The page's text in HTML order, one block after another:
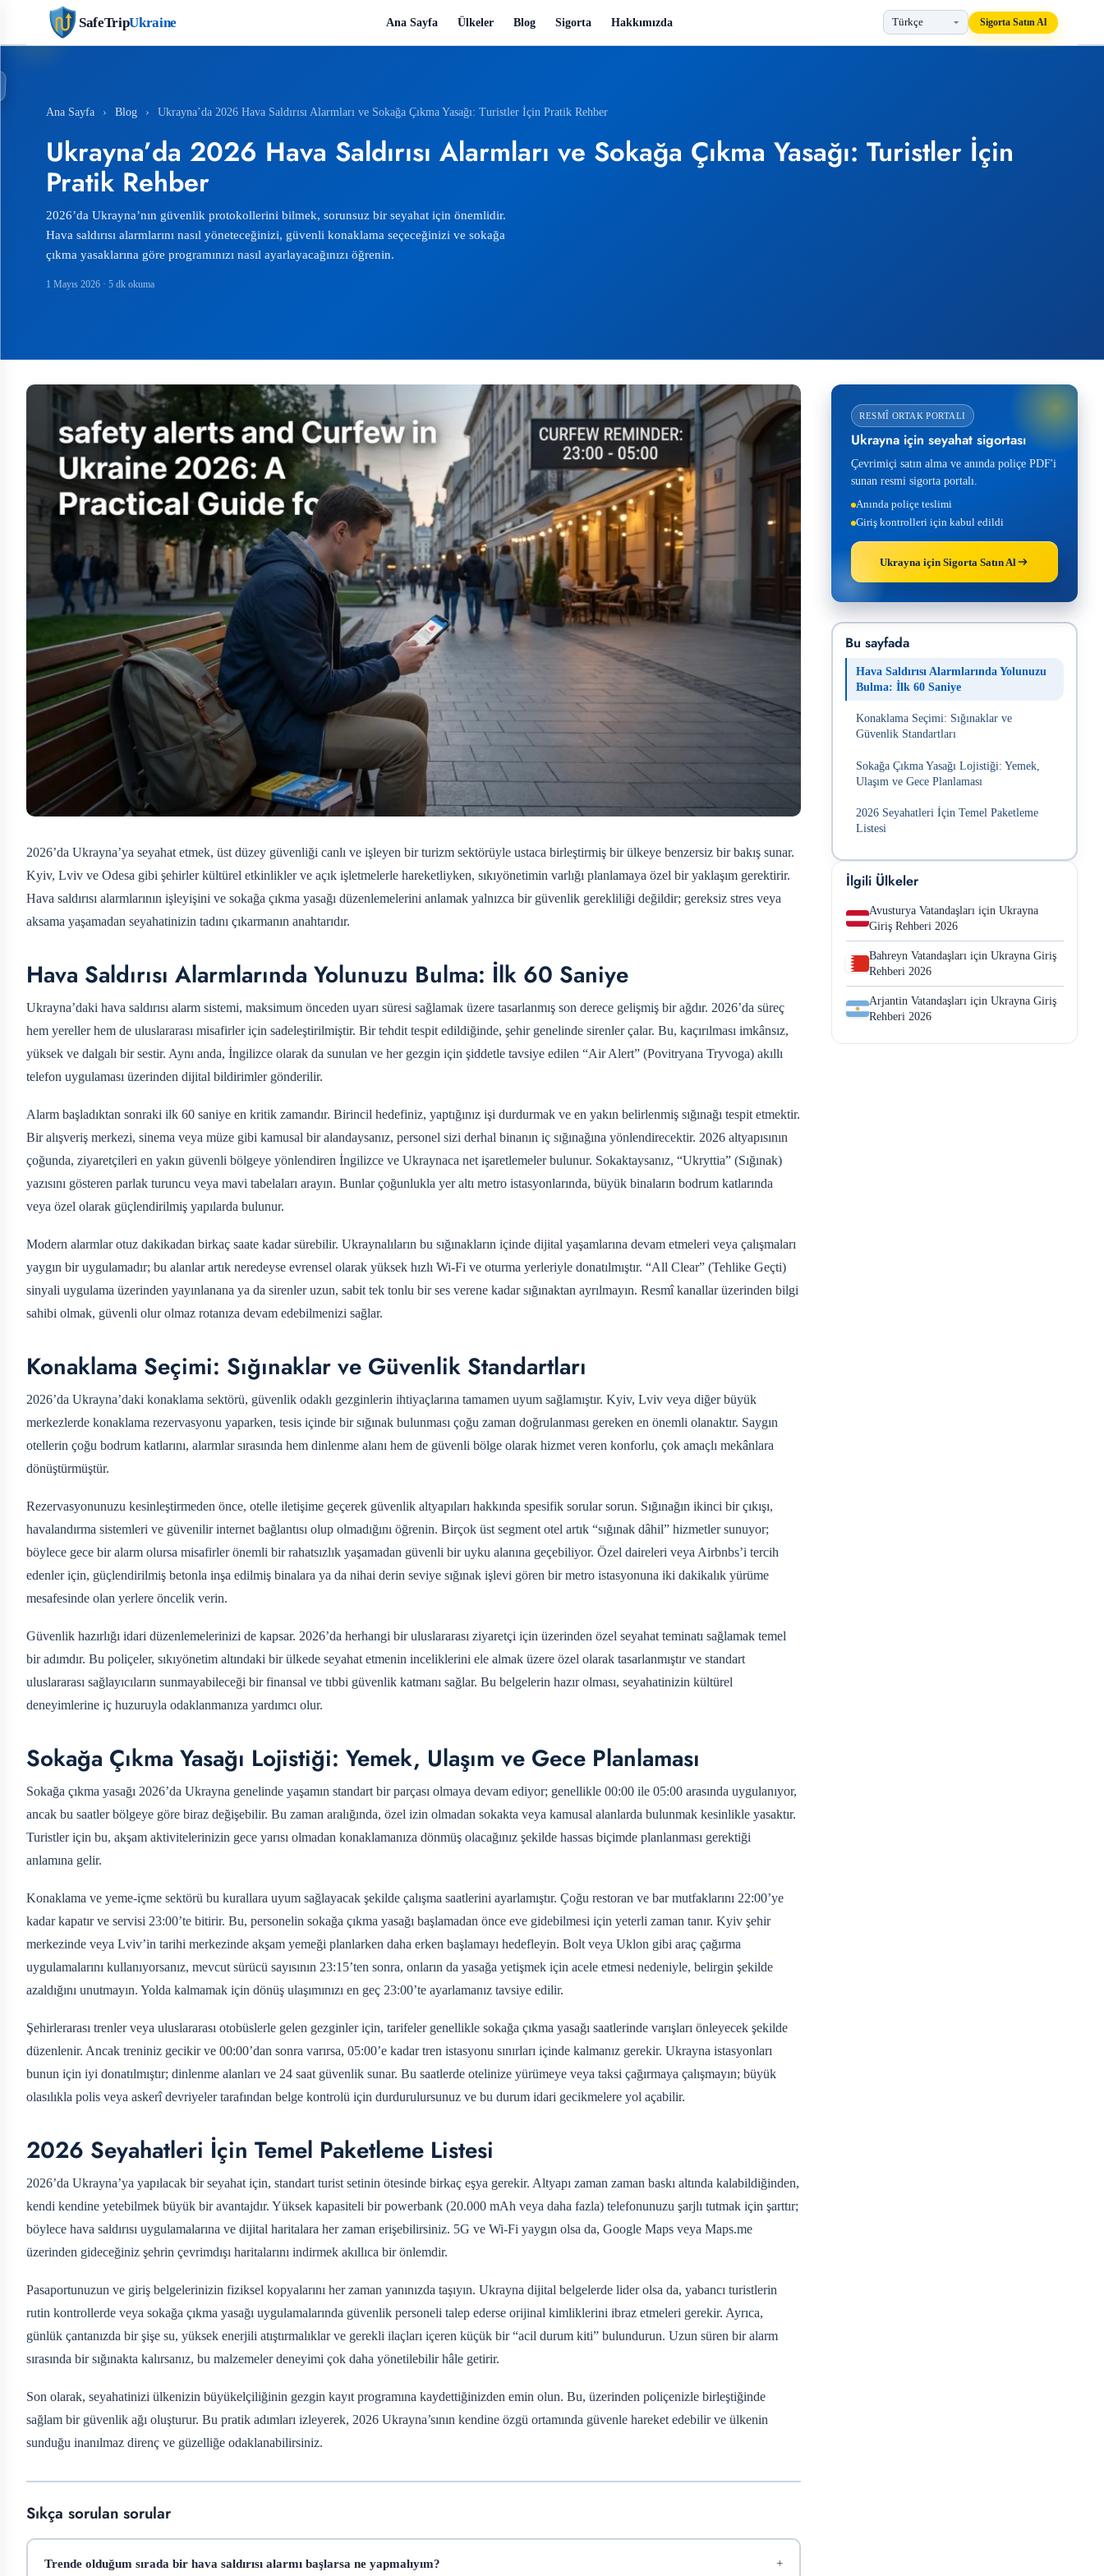
SafeTripUkraine Ana Sayfa Ülkeler Blog Sigorta Hakkımızda Sigorta Satın Al
Ana Sayfa › Blog › Ukrayna’da 2026 Hava Saldırısı Alarmları ve Sokağa Çıkma Yasağı: Turistler İçin Pratik Rehber
Ukrayna’da 2026 Hava Saldırısı Alarmları ve Sokağa Çıkma Yasağı: Turistler İçin
Pratik Rehber
2026’da Ukrayna’nın güvenlik protokollerini bilmek, sorunsuz bir seyahat için önemlidir.
Hava saldırısı alarmlarını nasıl yöneteceğinizi, güvenli konaklama seçeceğinizi ve sokağa
çıkma yasaklarına göre programınızı nasıl ayarlayacağınızı öğrenin.
1 Mayıs 2026 · 5 dk okuma
2026’da Ukrayna’ya seyahat etmek, üst düzey güvenliği canlı ve işleyen bir turizm sektörüyle ustaca birleştirmiş bir ülkeye benzersiz bir bakış sunar.
Kyiv, Lviv ve Odesa gibi şehirler kültürel etkinlikler ve açık işletmelerle hareketliyken, sıkıyönetimin varlığı planlamaya özel bir yaklaşım gerektirir.
Hava saldırısı alarmlarının işleyişini ve sokağa çıkma yasağı düzenlemelerini anlamak yalnızca bir güvenlik gerekliliği değildir; gereksiz stres veya
aksama yaşamadan seyahatinizin tadını çıkarmanın anahtarıdır.
Hava Saldırısı Alarmlarında Yolunuzu Bulma: İlk 60 Saniye
Ukrayna’daki hava saldırısı alarm sistemi, maksimum önceden uyarı süresi sağlamak üzere tasarlanmış son derece gelişmiş bir ağdır. 2026’da süreç
hem yereller hem de uluslararası misafirler için sadeleştirilmiştir. Bir tehdit tespit edildiğinde, şehir genelinde sirenler çalar. Bu, kaçırılması imkânsız,
yüksek ve dalgalı bir sestir. Aynı anda, İngilizce olarak da sunulan ve her gezgin için şiddetle tavsiye edilen “Air Alert” (Povitryana Tryvoga) akıllı
telefon uygulaması üzerinden dijital bildirimler gönderilir.
Alarm başladıktan sonraki ilk 60 saniye en kritik zamandır. Birincil hedefiniz, yaptığınız işi durdurmak ve en yakın belirlenmiş sığınağı tespit etmektir.
Bir alışveriş merkezi, sinema veya müze gibi kamusal bir alandaysanız, personel sizi derhal binanın iç sığınağına yönlendirecektir. 2026 altyapısının
çoğunda, ziyaretçileri en yakın güvenli bölgeye yönlendiren İngilizce ve Ukraynaca net işaretlemeler bulunur. Sokaktaysanız, “Ukryttia” (Sığınak)
yazısını gösteren parlak turuncu veya mavi tabelaları arayın. Bunlar çoğunlukla yer altı metro istasyonlarında, büyük binaların bodrum katlarında
veya özel olarak güçlendirilmiş yapılarda bulunur.
Modern alarmlar otuz dakikadan birkaç saate kadar sürebilir. Ukraynalıların bu sığınakların içinde dijital yaşamlarına devam etmeleri veya çalışmaları
yaygın bir uygulamadır; bu alanlar artık neredeyse evrensel olarak yüksek hızlı Wi-Fi ve oturma yerleriyle donatılmıştır. “All Clear” (Tehlike Geçti)
sinyali uygulama üzerinden yayınlanana ya da sirenler uzun, sabit tek tonlu bir ses verene kadar sığınaktan ayrılmayın. Resmî kanallar üzerinden bilgi
sahibi olmak, güvenli olur olmaz rotanıza devam edebilmenizi sağlar.
Konaklama Seçimi: Sığınaklar ve Güvenlik Standartları
2026’da Ukrayna’daki konaklama sektörü, güvenlik odaklı gezginlerin ihtiyaçlarına tamamen uyum sağlamıştır. Kyiv, Lviv veya diğer büyük
merkezlerde konaklama rezervasyonu yaparken, tesis içinde bir sığınak bulunması çoğu zaman doğrulanması gereken en önemli olanaktır. Saygın
otellerin çoğu bodrum katlarını, alarmlar sırasında hem dinlenme alanı hem de güvenli bölge olarak hizmet veren konforlu, çok amaçlı mekânlara
dönüştürmüştür.
Rezervasyonunuzu kesinleştirmeden önce, otelle iletişime geçerek güvenlik altyapıları hakkında spesifik sorular sorun. Sığınağın ikinci bir çıkışı,
havalandırma sistemleri ve güvenilir internet bağlantısı olup olmadığını öğrenin. Birçok üst segment otel artık “sığınak dâhil” hizmetler sunuyor;
böylece gece bir alarm olursa misafirler önemli bir rahatsızlık yaşamadan güvenli bir uyku alanına geçebiliyor. Özel daireleri veya Airbnbs’i tercih
edenler için, güçlendirilmiş betonla inşa edilmiş binalara ya da nihai derin seviye sığınak işlevi gören bir metro istasyonuna iki dakikalık yürüme
mesafesinde olan yerlere öncelik verin.
Güvenlik hazırlığı idari düzenlemelerinizi de kapsar. 2026’da herhangi bir uluslararası ziyaretçi için üzerinden özel seyahat teminatı sağlamak temel
bir adımdır. Bu poliçeler, sıkıyönetim altındaki bir ülkede seyahat etmenin inceliklerini ele almak üzere özel olarak tasarlanmıştır ve standart
uluslararası sağlayıcıların sunmayabileceği bir finansal ve tıbbi güvenlik katmanı sağlar. Bu belgelerin hazır olması, seyahatinizin kültürel
deneyimlerine iç huzuruyla odaklanmanıza yardımcı olur.
Sokağa Çıkma Yasağı Lojistiği: Yemek, Ulaşım ve Gece Planlaması
Sokağa çıkma yasağı 2026’da Ukrayna genelinde yaşamın standart bir parçası olmaya devam ediyor; genellikle 00:00 ile 05:00 arasında uygulanıyor,
ancak bu saatler bölgeye göre biraz değişebilir. Bu zaman aralığında, özel izin olmadan sokakta veya kamusal alanlarda bulunmak kesinlikle yasaktır.
Turistler için bu, akşam aktivitelerinizin gece yarısı olmadan konaklamanıza dönmüş olacağınız şekilde hassas biçimde planlanması gerektiği
anlamına gelir.
Konaklama ve yeme-içme sektörü bu kurallara uyum sağlayacak şekilde çalışma saatlerini ayarlamıştır. Çoğu restoran ve bar mutfaklarını 22:00’ye
kadar kapatır ve servisi 23:00’te bitirir. Bu, personelin sokağa çıkma yasağı başlamadan önce eve gidebilmesi için yeterli zaman tanır. Kyiv şehir
merkezinde veya Lviv’in tarihi merkezinde akşam yemeği planlarken daha erken başlamayı hedefleyin. Bolt veya Uklon gibi araç çağırma
uygulamalarını kullanıyorsanız, mevcut sürücü sayısının 23:15’ten sonra, onların da yasağa yetişmek için acele etmesi nedeniyle, belirgin şekilde
azaldığını unutmayın. Yolda kalmamak için dönüş ulaşımınızı en geç 23:00’te ayarlamanız tavsiye edilir.
Şehirlerarası trenler veya uluslararası otobüslerle gelen gezginler için, tarifeler genellikle sokağa çıkma yasağı saatlerinde varışları önleyecek şekilde
düzenlenir. Ancak treniniz gecikir ve 00:00’dan sonra varırsa, 05:00’e kadar tren istasyonu sınırları içinde kalmanız gerekir. Ukrayna istasyonları
bunun için iyi donatılmıştır; dinlenme alanları ve 24 saat güvenlik sunar. Bu saatlerde otelinize yürümeye veya taksi çağırmaya çalışmayın; büyük
olasılıkla polis veya askerî devriyeler tarafından belge kontrolü için durdurulursunuz ve bu durum idari gecikmelere yol açabilir.
2026 Seyahatleri İçin Temel Paketleme Listesi
2026’da Ukrayna’ya yapılacak bir seyahat için, standart turist setinin ötesinde birkaç eşya gerekir. Altyapı zaman zaman baskı altında kalabildiğinden,
kendi kendine yetebilmek büyük bir avantajdır. Yüksek kapasiteli bir powerbank (20.000 mAh veya daha fazla) telefonunuzu şarjlı tutmak için şarttır;
böylece hava saldırısı uygulamalarına ve dijital haritalara her zaman erişebilirsiniz. 5G ve Wi-Fi yaygın olsa da, Google Maps veya Maps.me
üzerinden gideceğiniz şehrin çevrimdışı haritalarını indirmek akıllıca bir önlemdir.
Pasaportunuzun ve giriş belgelerinizin fiziksel kopyalarını her zaman yanınızda taşıyın. Ukrayna dijital belgelerde lider olsa da, yabancı turistlerin
rutin kontrollerde veya sokağa çıkma yasağı uygulamalarında güvenlik personeli talep ederse orijinal kimliklerini ibraz etmeleri gerekir. Ayrıca,
günlük çantanızda bir şişe su, yüksek enerjili atıştırmalıklar ve gerekli ilaçları içeren küçük bir “acil durum kiti” bulundurun. Uzun süren bir alarm
sırasında bir sığınakta kalırsanız, bu malzemeler deneyimi çok daha yönetilebilir hâle getirir.
Son olarak, seyahatinizi ülkenizin büyükelçiliğinin gezgin kayıt programına kaydettiğinizden emin olun. Bu, üzerinden poliçenizle birleştiğinde
sağlam bir güvenlik ağı oluşturur. Bu pratik adımları izleyerek, 2026 Ukrayna’sının kendine özgü ortamında güvenle hareket edebilir ve ülkenin
sunduğu inanılmaz direnç ve güzelliğe odaklanabilirsiniz.
Sıkça sorulan sorular
Trende olduğum sırada bir hava saldırısı alarmı başlarsa ne yapmalıyım?
RESMÎ ORTAK PORTALI
Ukrayna için seyahat sigortası
Çevrimiçi satın alma ve anında poliçe PDF'i
sunan resmi sigorta portalı.
Anında poliçe teslimi
Giriş kontrolleri için kabul edildi
Ukrayna için Sigorta Satın Al
Bu sayfada
Hava Saldırısı Alarmlarında Yolunuzu
Bulma: İlk 60 Saniye
Konaklama Seçimi: Sığınaklar ve
Güvenlik Standartları
Sokağa Çıkma Yasağı Lojistiği: Yemek,
Ulaşım ve Gece Planlaması
2026 Seyahatleri İçin Temel Paketleme
Listesi
İlgili Ülkeler
Avusturya Vatandaşları için Ukrayna
Giriş Rehberi 2026
Bahreyn Vatandaşları için Ukrayna Giriş
Rehberi 2026
Arjantin Vatandaşları için Ukrayna Giriş
Rehberi 2026